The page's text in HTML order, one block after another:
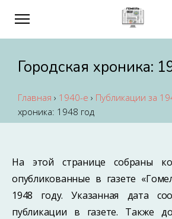
Городская хроника:
Главная › 1940-е › Публикации за
хроника: 1948 год
На этой странице собраны
опубликованные в газете
1948 году. Указанная дата
публикации в газете. Также